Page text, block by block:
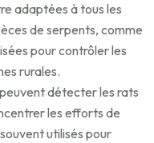
adaptées à tous les
de serpents, comme
pour contrôler les
rurales.
peuvent détecter les rats
les efforts de
utilisés pour